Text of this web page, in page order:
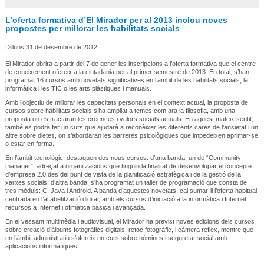
L’oferta formativa d’El Mirador per al 2013 inclou noves
propostes per millorar les habilitats socials
Dilluns 31 de desembre de 2012
El Mirador obrirà a partir del 7 de gener les inscripcions a l’oferta formativa que el centre
de coneixement ofereix a la ciutadania per al primer semestre de 2013. En total, s’han
programat 16 cursos amb novetats significatives en l’àmbit de les habilitats socials, la
informàtica i les TIC o les arts plàstiques i manuals.
Amb l’objectiu de millorar les capacitats personals en el context actual, la proposta de
cursos sobre habilitats socials s’ha ampliat a temes com ara la filosofia, amb una
proposta on es tractaran les creences i valors socials actuals. En aquest mateix sentit,
també es podrà fer un curs que ajudarà a reconèixer les diferents cares de l’ansietat i un
altre sobre dietes, on s’abordaran les barreres psicològiques que impedeixen aprimar-se
o estar en forma.
En l’àmbit tecnològic, destaquen dos nous cursos: d’una banda, un de “Community
manager”, adreçat a organitzacions que tinguin la finalitat de desenvolupar el concepte
d’empresa 2.0 des del punt de vista de la planificació estratègica i de la gestió de la
xarxes socials; d’altra banda, s’ha programat un taller de programació que consta de
tres mòduls: C, Java i Android. A banda d’aquestes novetats, cal sumar-li l’oferta habitual
centrada en l’alfabetització digital, amb els cursos d’iniciació a la informàtica i Internet,
recursos a Internet i ofimàtica bàsica i avançada.
En el vessant multimèdia i audiovisual, el Mirador ha previst noves edicions dels cursos
sobre creació d’àlbums fotogràfics digitals, retoc fotogràfic, i càmera rèflex, mentre que
en l’àmbit administratiu s’ofereix un curs sobre nòmines i seguretat social amb
aplicacions informàtiques.